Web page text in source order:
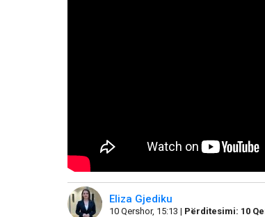
Eliza Gjediku
10 Qershor, 15:13 | Përditesimi: 10